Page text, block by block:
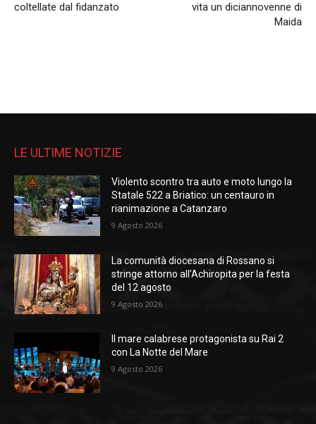
coltellate dal fidanzato
vita un diciannovenne di
Maida
LE ULTIME NOTIZIE
Violento scontro tra auto e moto lungo la
Statale 522 a Briatico: un centauro in
rianimazione a Catanzaro
9 Agosto 2026
La comunità diocesana di Rossano si
stringe attorno all’Achiropita per la festa
del 12 agosto
9 Agosto 2026
Il mare calabrese protagonista su Rai 2
con La Notte del Mare
9 Agosto 2026